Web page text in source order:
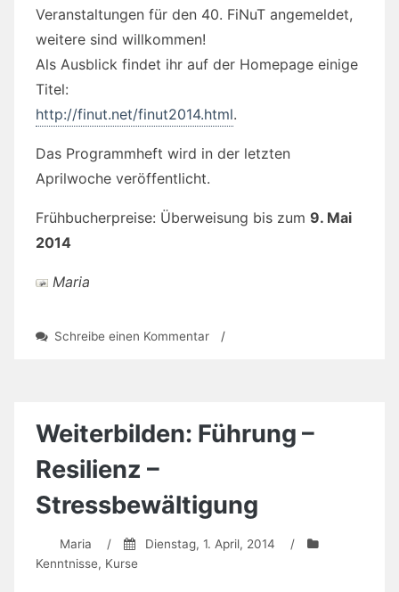
Veranstaltungen für den 40. FiNuT angemeldet,
weitere sind willkommen!
Als Ausblick findet ihr auf der Homepage einige
Titel:
http://finut.net/finut2014.html.
Das Programmheft wird in der letzten
Aprilwoche veröffentlicht.
Frühbucherpreise: Überweisung bis zum 9. Mai
2014
Maria
Schreibe einen Kommentarzu
aufs
Programm
/
Weiterbilden: Führung –
Resilienz –
Stressbewältigung
Maria / Dienstag, 1. April, 2014
/
Kenntnisse, Kurse